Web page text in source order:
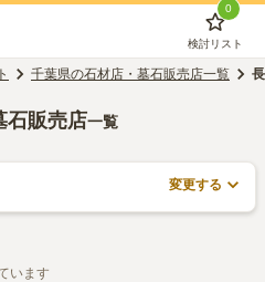
0
検討リスト
千葉県の石材店・墓石販売店一覧
石販売店一覧
変更する
います